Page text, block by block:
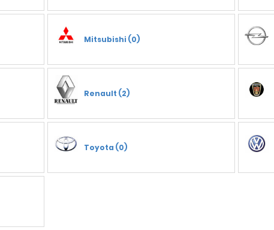
Mitsubishi (0)
Renault (2)
Toyota (0)